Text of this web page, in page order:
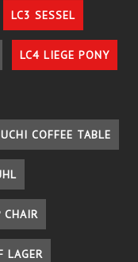
LC3 SESSEL
LC4 LIEGE PONY
COFFEE TABLE
CHAIR
LAGER